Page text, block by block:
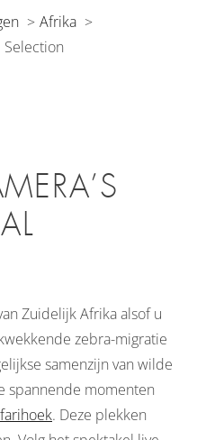
Afrika
Selection
Zuidelijk Afrika alsof u
zebra-migratie
samenzijn van wilde
spannende momenten
. Deze plekken